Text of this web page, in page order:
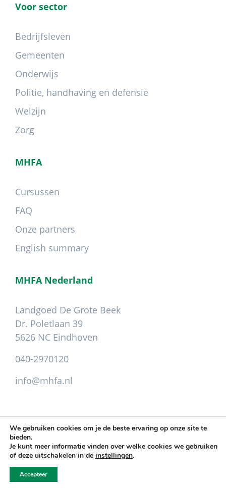
Voor sector
Bedrijfsleven
Gemeenten
Onderwijs
Politie, handhaving en defensie
Welzijn
Zorg
MHFA
Cursussen
FAQ
Onze partners
English summary
MHFA Nederland
Landgoed De Grote Beek
Dr. Poletlaan 39
5626 NC Eindhoven
040-2970120
info@mhfa.nl
Leveringsvoorwaarden.Privacy.Colofon
We gebruiken cookies om je de beste ervaring op onze site te
bieden.
Je kunt meer informatie vinden over welke cookies we gebruiken
of deze uitschakelen in de instellingen.
Accepteer